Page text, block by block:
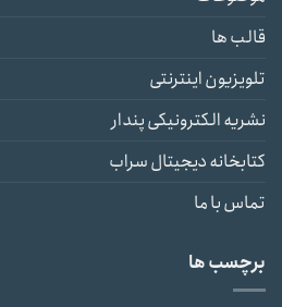
قالب ها
تلویزیون اینترنتی
نشریه الکترونیکی پندار
کتابخانه دیجیتال سراب
تماس با ما
برچسب ها